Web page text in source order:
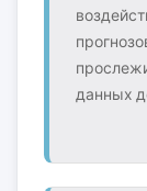
данных